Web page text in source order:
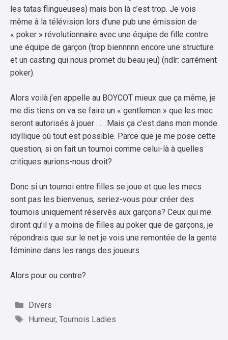
les tatas flingueuses) mais bon là c’est trop. Je vois
même à la télévision lors d’une pub une émission de
« poker » révolutionnaire avec une équipe de fille contre
une équipe de garçon (trop biennnnn encore une structure
et un casting qui nous promet du beau jeu) (ndlr: carrément
poker).
Alors voilà j’en appelle au BOYCOT mieux que ça même, je
me dis tiens on va se faire un « gentlemen » que les mec
seront autorisés à jouer . . . Mais ça c’est dans mon monde
idyllique où tout est possible. Parce que je me pose cette
question, si on fait un tournoi comme celui-là à quelles
critiques aurions-nous droit?
Donc si un tournoi entre filles se joue et que les mecs
sont pas les bienvenus, seriez-vous pour créer des
tournois uniquement réservés aux garçons? Ceux qui me
diront qu’il y a moins de filles au poker que de garçons, je
répondrais que sur le net je vois une remontée de la gente
féminine dans les rangs des joueurs.
Alors pour ou contre?
Catégories
Divers
Étiquettes
Humeur, Tournois Ladies